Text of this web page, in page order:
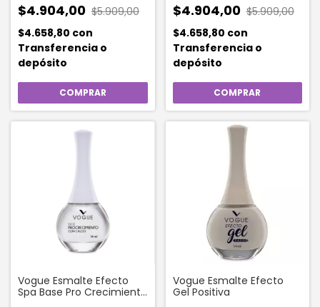
$4.904,00 $5.909,00
$4.658,80 con
Transferencia o
depósito
$4.904,00 $5.909,00
$4.658,80 con
Transferencia o
depósito
Vogue Esmalte Efecto
Spa Base Pro Crecimiento
Vogue Esmalte Efecto
Gel Positiva